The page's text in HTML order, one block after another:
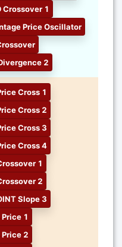
Crossover 1
Price Oscillator
2
Cross 1
Cross 2
Cross 3
Cross 4
1
2
Slope 3
1
Price 2